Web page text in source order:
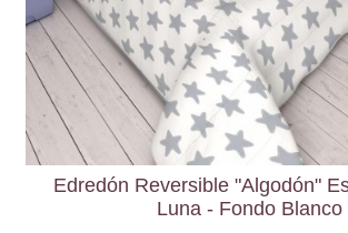
Edredón Reversible "Algodón"
Luna - Fondo Blanco